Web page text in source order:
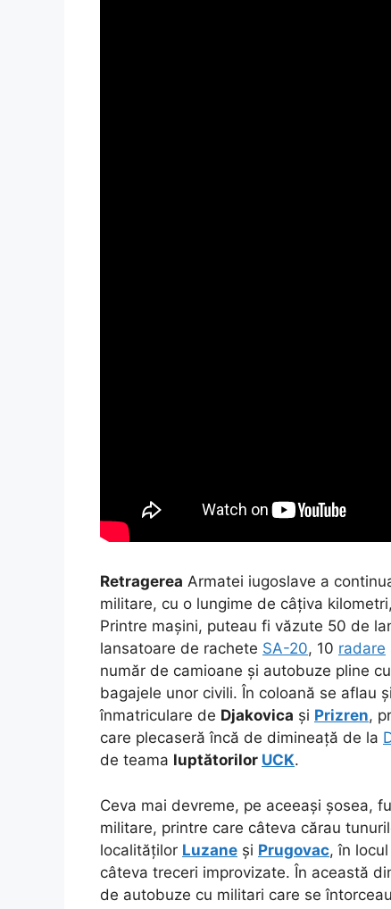
Retragerea Armatei iugoslave a
militare, cu o lungime de câțiva
Printre mașini, puteau fi văzute 50 de
lansatoare de rachete SA-20, 10 radare
număr de camioane și autobuze pline
bagajele unor civili. În coloană se aflau
înmatriculare de Djakovica și Prizren,
care plecaseră încă de dimineață de la
de teama luptătorilor UCK.
Ceva mai devreme, pe aceeași șosea,
militare, printre care câteva cărau
localităților Luzane și Prugovac, în
câteva treceri improvizate. În această
de autobuze cu militari care se